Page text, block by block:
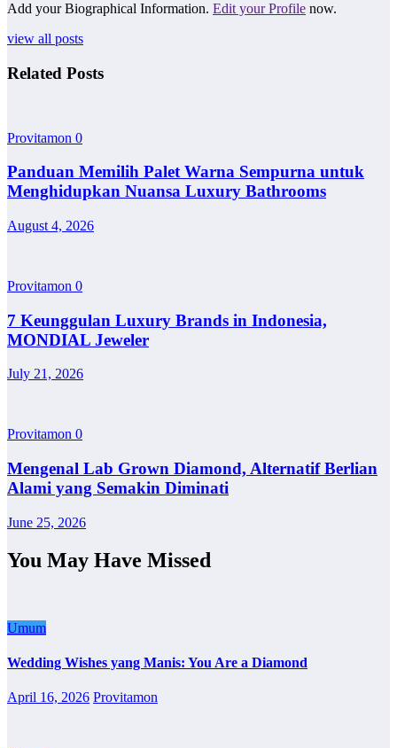
Add your Biographical Information. Edit your Profile now.
view all posts
Related Posts
Provitamon 0
Panduan Memilih Palet Warna Sempurna untuk
Menghidupkan Nuansa Luxury Bathrooms
August 4, 2026
Provitamon 0
7 Keunggulan Luxury Brands in Indonesia,
MONDIAL Jeweler
July 21, 2026
Provitamon 0
Mengenal Lab Grown Diamond, Alternatif Berlian
Alami yang Semakin Diminati
June 25, 2026
You May Have Missed
Umum
Wedding Wishes yang Manis: You Are a Diamond
April 16, 2026 Provitamon